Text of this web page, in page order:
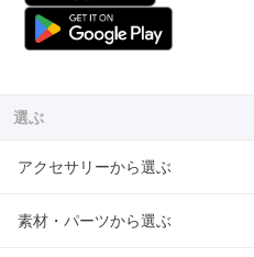
選ぶ
アクセサリーから選ぶ
素材・パーツから選ぶ